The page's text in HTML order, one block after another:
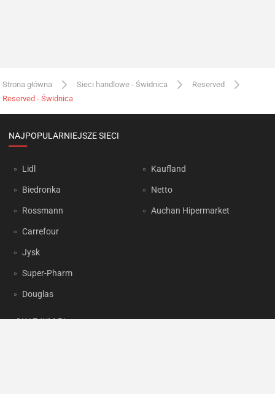
Strona główna Sieci handlowe - Świdnica
Reserved
Reserved - Świdnica
NAJPOPULARNIEJSZE SIECI
Lidl
Biedronka
Rossmann
Carrefour
Jysk
Super-Pharm
Douglas
Kaufland
Netto
Auchan Hipermarket
OKAZJUM.PL